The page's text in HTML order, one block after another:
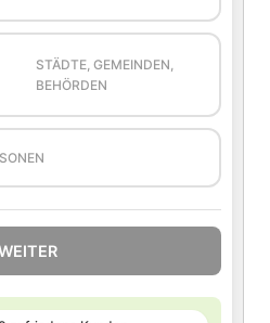
STÄDTE, GEMEINDEN,
BEHÖRDEN